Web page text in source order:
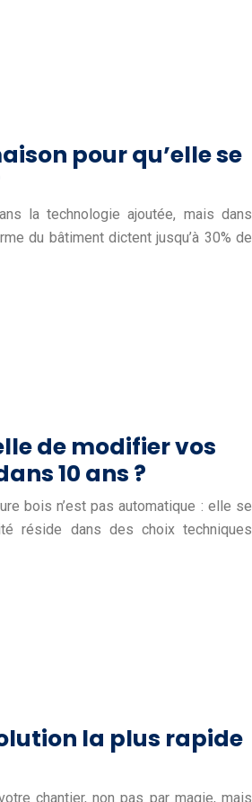
pour qu’elle se
la technologie ajoutée, mais dans
du bâtiment dictent jusqu’à 30% de
de modifier vos
10 ans ?
bois n’est pas automatique : elle se
réside dans des choix techniques
la plus rapide
chantier, non pas par magie, mais